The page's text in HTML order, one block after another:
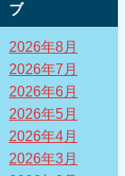
ブ
2026年8月
2026年7月
2026年6月
2026年5月
2026年4月
2026年3月